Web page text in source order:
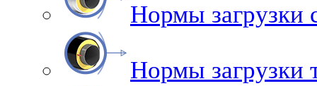
Нормы загрузки
Нормы